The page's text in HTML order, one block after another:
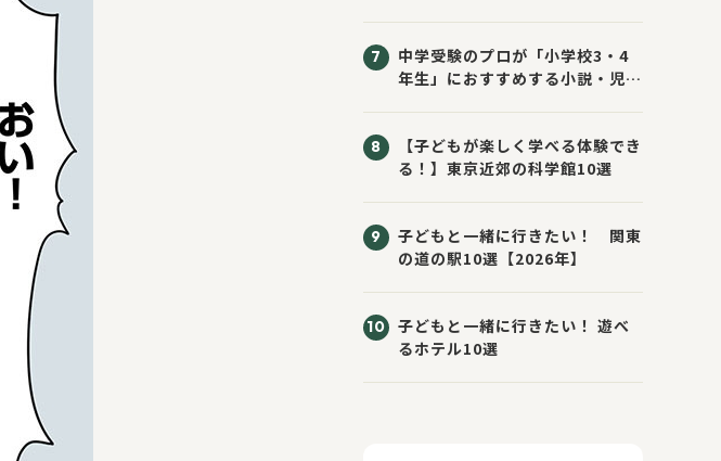
中学受験のプロが「小学校3・4
年生」におすすめする小説・児童
【子どもが楽しく学べる体験でき
る！】東京近郊の科学館10選
子どもと一緒に行きたい！ 関東
の道の駅10選【2026年】
子どもと一緒に行きたい！ 遊べ
るホテル10選